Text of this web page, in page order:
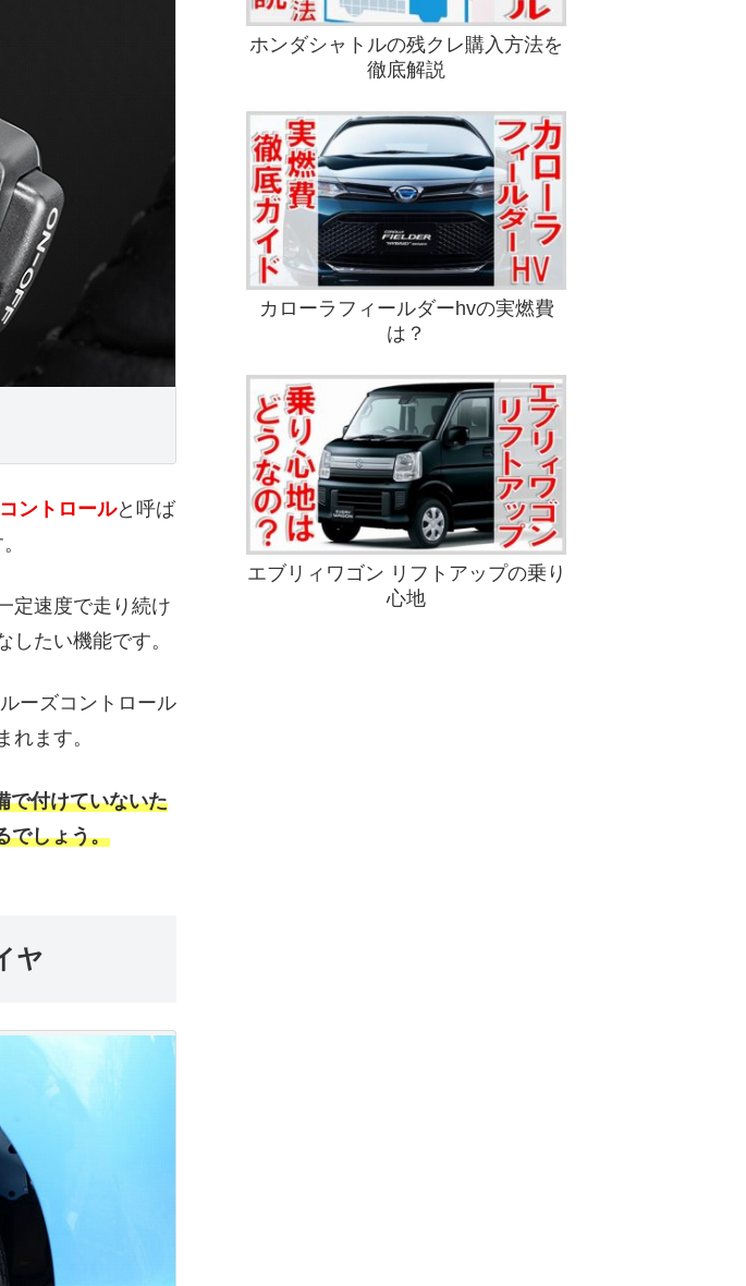
ントロールと呼ば
定速度で走り続け
たい機能です。
ーズコントロール
ます。
で付けていないた
でしょう。
ヤ
ホンダシャトルの残クレ購入方法を
徹底解説
カローラフィールダーhvの実燃費
は？
エブリィワゴン リフトアップの乗り
心地